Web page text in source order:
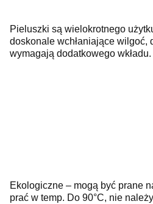
Pieluszki są wielokrotnego
doskonale wchłaniające wilgoć,
wymagają dodatkowego wkładu.
Ekologiczne – mogą być prane
prać w temp. Do 90°C, nie